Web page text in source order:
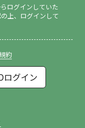
ログインしていた
上、ログインして
約
ログイン